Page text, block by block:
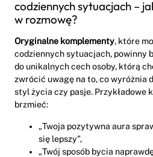
codziennych sytuacjach –
w rozmowę?
Oryginalne komplementy, które
codziennych sytuacjach, powinny
do unikalnych cech osoby, którą
zwrócić uwagę na to, co wyróżnia
styl życia czy pasje. Przykładowe
brzmieć:
„Twoja pozytywna aura
się lepszy”,
„Twój sposób bycia